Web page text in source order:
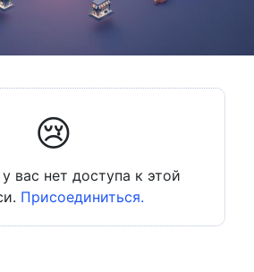
😢
вас нет доступа к этой
Присоединиться.